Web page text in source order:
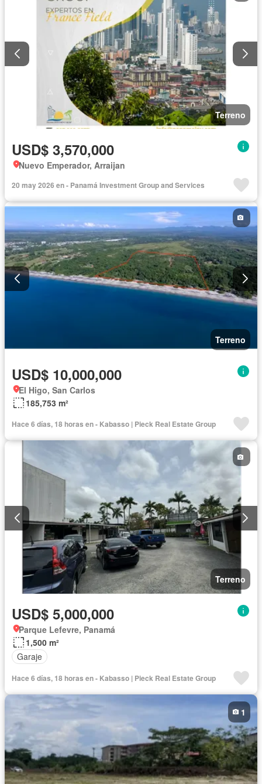
Terreno
USD$ 3,570,000
Nuevo Emperador, Arraijan
20 may 2026 en - Panamá Investment Group and Services
Terreno
USD$ 10,000,000
El Higo, San Carlos
185,753 m²
Hace 6 días, 18 horas en - Kabasso | Pieck Real Estate Group
Terreno
USD$ 5,000,000
Parque Lefevre, Panamá
1,500 m²
Garaje
Hace 6 días, 18 horas en - Kabasso | Pieck Real Estate Group
1